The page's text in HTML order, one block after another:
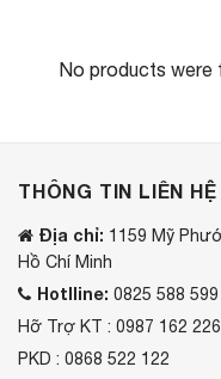
No products were
THÔNG TIN LIÊN HỆ
Địa chỉ: 1159 Mỹ
Hồ Chí Minh
Hotlline: 0825 588
Hỡ Trợ KT : 0987 162 226
PKD : 0868 522 122